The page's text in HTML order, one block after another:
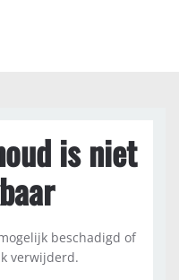
is niet
beschadigd of
verwijderd.